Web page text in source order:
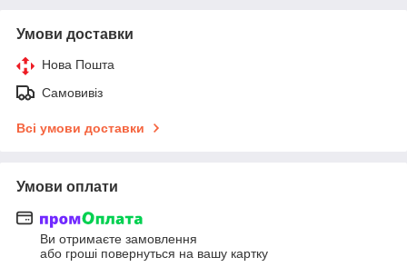
Умови доставки
Нова Пошта
Самовивіз
Всі умови доставки
Умови оплати
Ви отримаєте замовлення
або гроші повернуться на вашу картку